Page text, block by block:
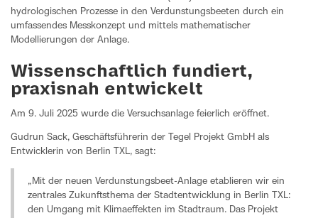
hydrologischen Prozesse in den Verdunstungsbeeten durch ein
umfassendes Messkonzept und mittels mathematischer
Modellierungen der Anlage.
Wissenschaftlich fundiert,
praxisnah entwickelt
Am 9. Juli 2025 wurde die Versuchsanlage feierlich eröffnet.
Gudrun Sack, Geschäftsführerin der Tegel Projekt GmbH als
Entwicklerin von Berlin TXL, sagt:
„Mit der neuen Verdunstungsbeet-Anlage etablieren wir ein
zentrales Zukunftsthema der Stadtentwicklung in Berlin TXL:
den Umgang mit Klimaeffekten im Stadtraum. Das Projekt